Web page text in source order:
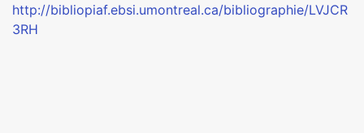
http://bibliopiaf.ebsi.umontreal.ca/bibliographie/LVJCR
3RH